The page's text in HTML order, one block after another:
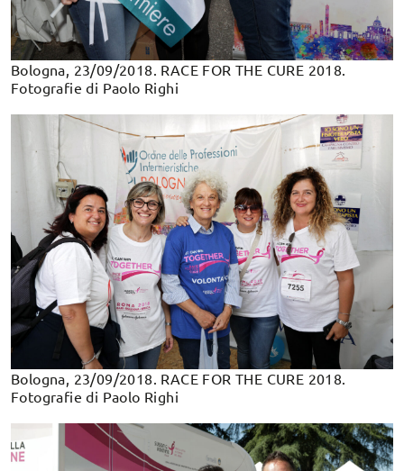
Bologna, 23/09/2018. RACE FOR THE CURE 2018.
Fotografie di Paolo Righi
Bologna, 23/09/2018. RACE FOR THE CURE 2018.
Fotografie di Paolo Righi